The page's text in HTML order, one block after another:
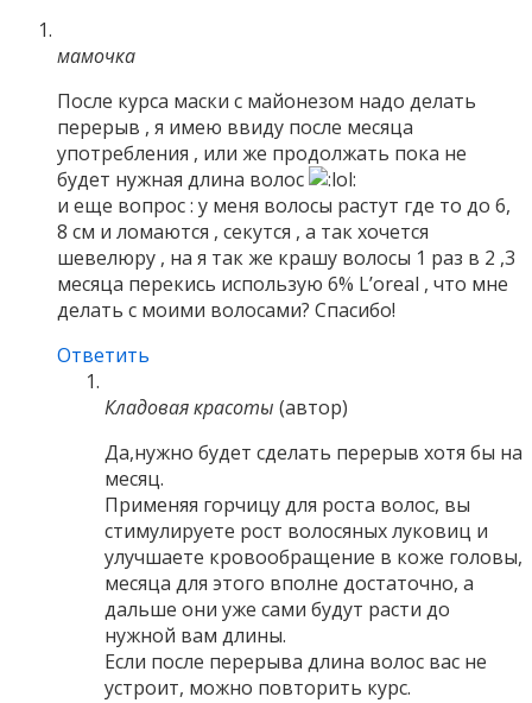
мамочка
После курса маски с майонезом надо делать
перерыв , я имею ввиду после месяца
употребления , или же продолжать пока не
будет нужная длина волос
и еще вопрос : у меня волосы растут где то до 6,
8 см и ломаются , секутся , а так хочется
шевелюру , на я так же крашу волосы 1 раз в 2 ,3
месяца перекись использую 6% L’oreal , что мне
делать с моими волосами? Спасибо!
Ответить
Кладовая красоты (автор)
Да,нужно будет сделать перерыв хотя бы на
месяц.
Применяя горчицу для роста волос, вы
стимулируете рост волосяных луковиц и
улучшаете кровообращение в коже головы,
месяца для этого вполне достаточно, а
дальше они уже сами будут расти до
нужной вам длины.
Если после перерыва длина волос вас не
устроит, можно повторить курс.